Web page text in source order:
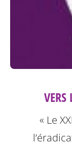
« Le